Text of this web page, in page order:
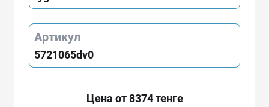
Артикул
5721065dv0
Цена от 8374 тенге